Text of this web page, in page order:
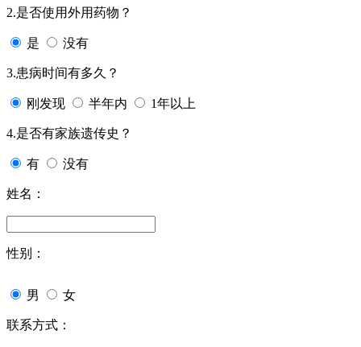
2.是否使用外用药物？
是 没有
3.患病时间有多久？
刚发现 半年内 1年以上
4.是否有家族遗传史？
有 没有
姓名：
性别：
男 女
联系方式：